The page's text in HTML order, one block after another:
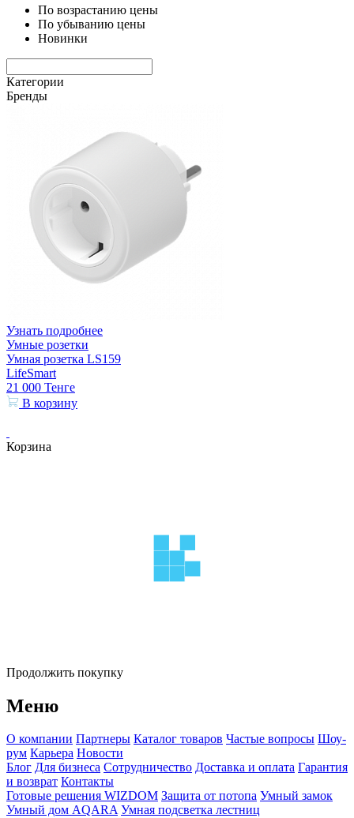
По возрастанию цены
По убыванию цены
Новинки
Категории
Бренды
Узнать подробнее
Умные розетки
Умная розетка LS159
LifeSmart
21 000 Тенге
В корзину
Корзина
Продолжить покупку
Меню
О компании Партнеры Каталог товаров Частые вопросы Шоу-
рум Карьера Новости
Блог Для бизнеса Сотрудничество Доставка и оплата Гарантия
и возврат Контакты
Готовые решения WIZDOM Защита от потопа Умный замок
Умный дом AQARA Умная подсветка лестниц